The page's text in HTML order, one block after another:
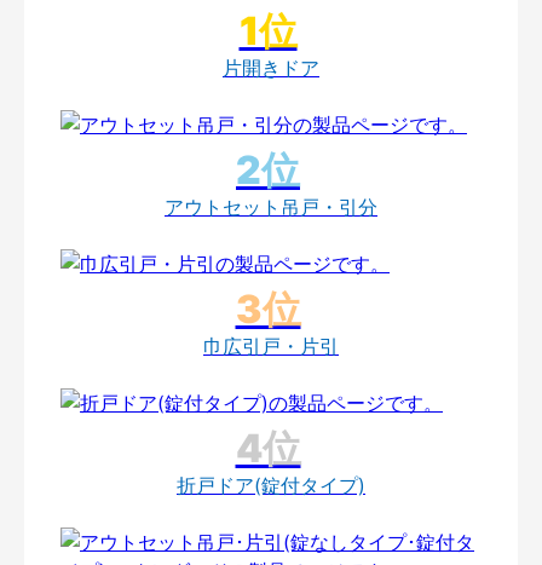
片開きドア
アウトセット吊戸・引分
巾広引戸・片引
折戸ドア(錠付タイプ)